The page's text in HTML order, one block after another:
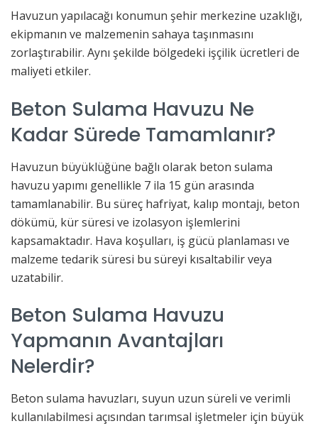
Havuzun yapılacağı konumun şehir merkezine uzaklığı,
ekipmanın ve malzemenin sahaya taşınmasını
zorlaştırabilir. Aynı şekilde bölgedeki işçilik ücretleri de
maliyeti etkiler.
Beton Sulama Havuzu Ne
Kadar Sürede Tamamlanır?
Havuzun büyüklüğüne bağlı olarak beton sulama
havuzu yapımı genellikle 7 ila 15 gün arasında
tamamlanabilir. Bu süreç hafriyat, kalıp montajı, beton
dökümü, kür süresi ve izolasyon işlemlerini
kapsamaktadır. Hava koşulları, iş gücü planlaması ve
malzeme tedarik süresi bu süreyi kısaltabilir veya
uzatabilir.
Beton Sulama Havuzu
Yapmanın Avantajları
Nelerdir?
Beton sulama havuzları, suyun uzun süreli ve verimli
kullanılabilmesi açısından tarımsal işletmeler için büyük